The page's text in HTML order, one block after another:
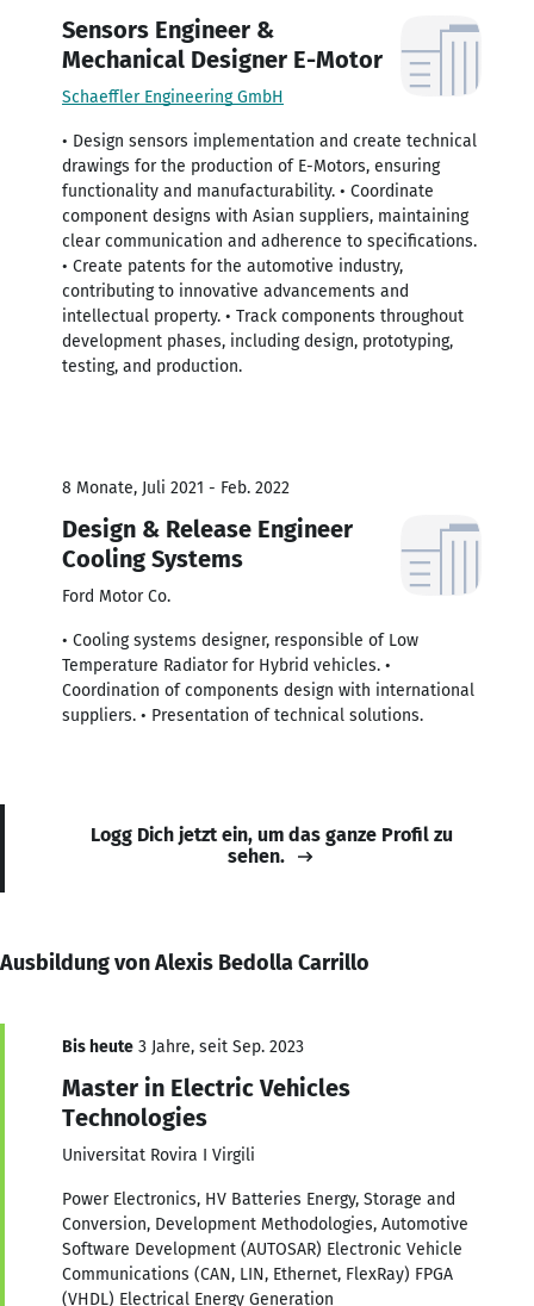
Sensors Engineer &
Mechanical Designer E-Motor
Schaeffler Engineering GmbH
• Design sensors implementation and create technical
drawings for the production of E-Motors, ensuring
functionality and manufacturability. • Coordinate
component designs with Asian suppliers, maintaining
clear communication and adherence to specifications.
• Create patents for the automotive industry,
contributing to innovative advancements and
intellectual property. • Track components throughout
development phases, including design, prototyping,
testing, and production.
8 Monate, Juli 2021 - Feb. 2022
Design & Release Engineer
Cooling Systems
Ford Motor Co.
• Cooling systems designer, responsible of Low
Temperature Radiator for Hybrid vehicles. •
Coordination of components design with international
suppliers. • Presentation of technical solutions.
Logg Dich jetzt ein, um das ganze Profil zu
sehen.
Ausbildung von Alexis Bedolla Carrillo
Bis heute 3 Jahre, seit Sep. 2023
Master in Electric Vehicles
Technologies
Universitat Rovira I Virgili
Power Electronics, HV Batteries Energy, Storage and
Conversion, Development Methodologies, Automotive
Software Development (AUTOSAR) Electronic Vehicle
Communications (CAN, LIN, Ethernet, FlexRay) FPGA
(VHDL) Electrical Energy Generation